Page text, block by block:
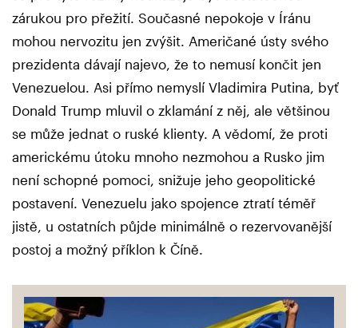
zárukou pro přežití. Současné nepokoje v Íránu
mohou nervozitu jen zvýšit. Američané ústy svého
prezidenta dávají najevo, že to nemusí končit jen
Venezuelou. Asi přímo nemyslí Vladimira Putina, byť
Donald Trump mluvil o zklamání z něj, ale většinou
se může jednat o ruské klienty. A vědomí, že proti
americkému útoku mnoho nezmohou a Rusko jim
není schopné pomoci, snižuje jeho geopolitické
postavení. Venezuelu jako spojence ztratí téměř
jistě, u ostatních půjde minimálně o rezervovanější
postoj a možný příklon k Číně.